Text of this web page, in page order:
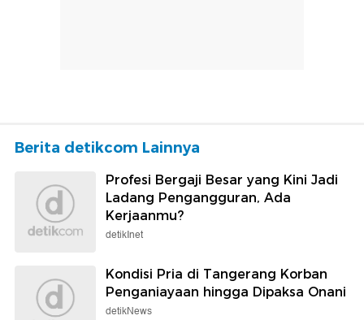
Berita detikcom Lainnya
Profesi Bergaji Besar yang Kini Jadi
Ladang Pengangguran, Ada
Kerjaanmu?
detikInet
Kondisi Pria di Tangerang Korban
Penganiayaan hingga Dipaksa Onani
detikNews